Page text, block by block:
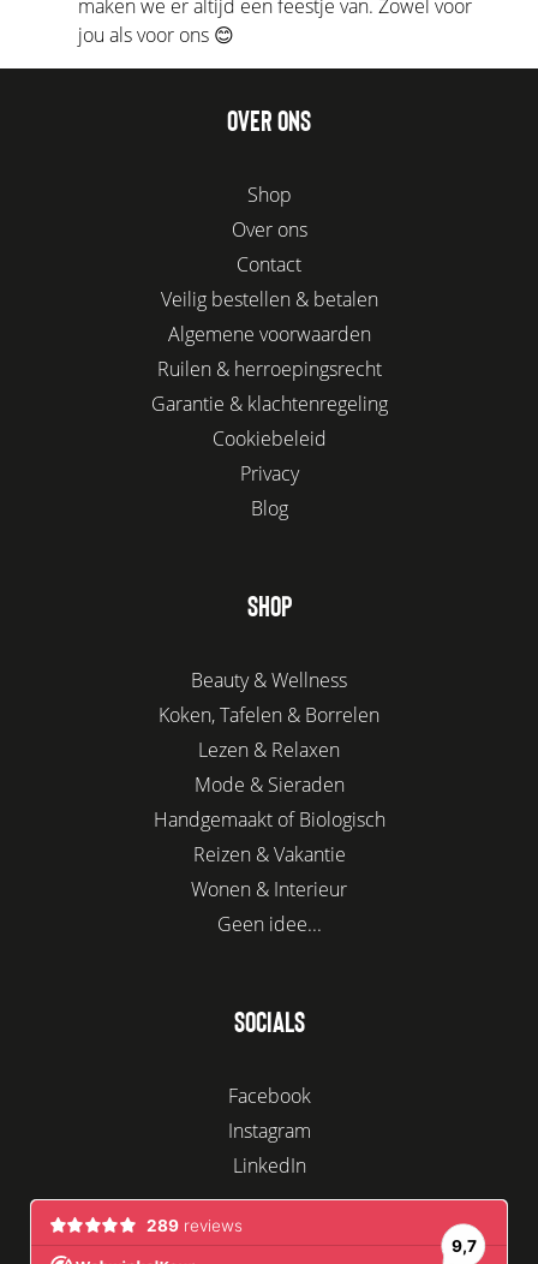
maken we er altijd een feestje van. Zowel voor
jou als voor ons 😊
OVER ONS
Shop
Over ons
Contact
Veilig bestellen & betalen
Algemene voorwaarden
Ruilen & herroepingsrecht
Garantie & klachtenregeling
Cookiebeleid
Privacy
Blog
SHOP
Beauty & Wellness
Koken, Tafelen & Borrelen
Lezen & Relaxen
Mode & Sieraden
Handgemaakt of Biologisch
Reizen & Vakantie
Wonen & Interieur
Geen idee...
SOCIALS
Facebook
Instagram
LinkedIn